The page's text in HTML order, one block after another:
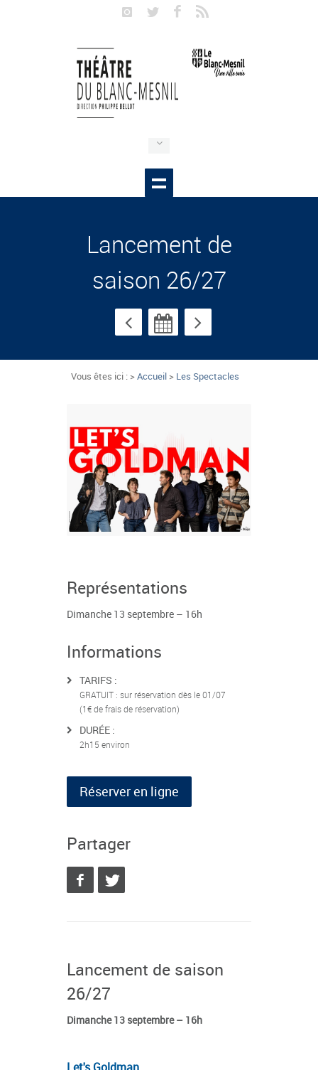
Lancement de
saison 26/27
Vous êtes ici : >Accueil > Les Spectacles
Représentations
Dimanche 13 septembre – 16h
Informations
TARIFS :
GRATUIT : sur réservation dès le 01/07
(1€ de frais de réservation)
DURÉE :
2h15 environ
Réserver en ligne
Partager
Lancement de saison
26/27
Dimanche 13 septembre – 16h